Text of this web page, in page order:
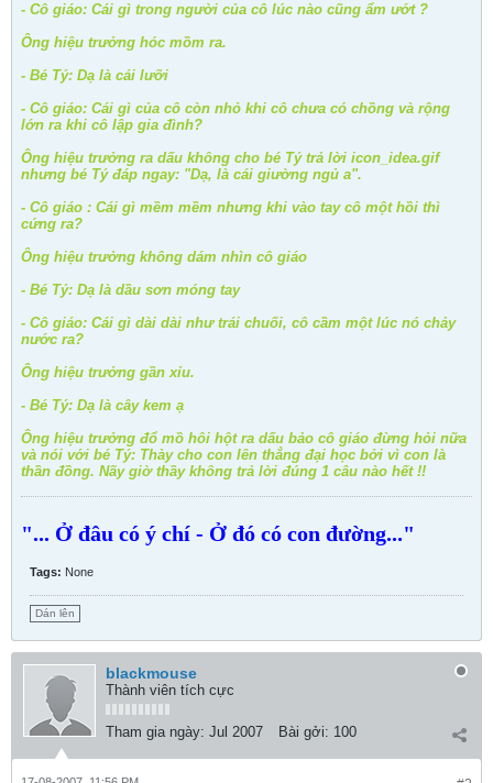
- Cô giáo: Cái gì trong người của cô lúc nào cũng ẩm ướt ?
Ông hiệu trưởng hóc mồm ra.
- Bé Tý: Dạ là cái lưỡi
- Cô giáo: Cái gì của cô còn nhỏ khi cô chưa có chồng và rộng
lớn ra khi cô lập gia đình?
Ông hiệu trưởng ra dấu không cho bé Tý trả lời icon_idea.gif
nhưng bé Tý đáp ngay: "Dạ, là cái giường ngủ a".
- Cô giáo : Cái gì mềm mềm nhưng khi vào tay cô một hồi thì
cứng ra?
Ông hiệu trưởng không dám nhìn cô giáo
- Bé Tý: Dạ là dầu sơn móng tay
- Cô giáo: Cái gì dài dài như trái chuối, cô cầm một lúc nó chảy
nước ra?
Ông hiệu trưởng gần xỉu.
- Bé Tý: Dạ là cây kem ạ
Ông hiệu trưởng đổ mồ hôi hột ra dấu bảo cô giáo đừng hỏi nữa
và nói với bé Tý: Thày cho con lên thẳng đại học bởi vì con là
thần đồng. Nãy giờ thầy không trả lời đúng 1 câu nào hết !!
"... Ở đâu có ý chí - Ở đó có con đường..."
Tags: None
Dán lên
blackmouse
Thành viên tích cực
Tham gia ngày: Jul 2007 Bài gởi: 100